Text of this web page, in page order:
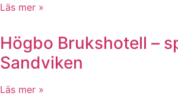
Läs mer »
Högbo Brukshotell –
Sandviken
Läs mer »